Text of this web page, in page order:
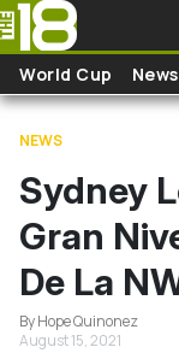
Pasar al contenido
World Cup News
NEWS
Sydney
Gran
De La
By Hope Quinonez
August 15, 2021